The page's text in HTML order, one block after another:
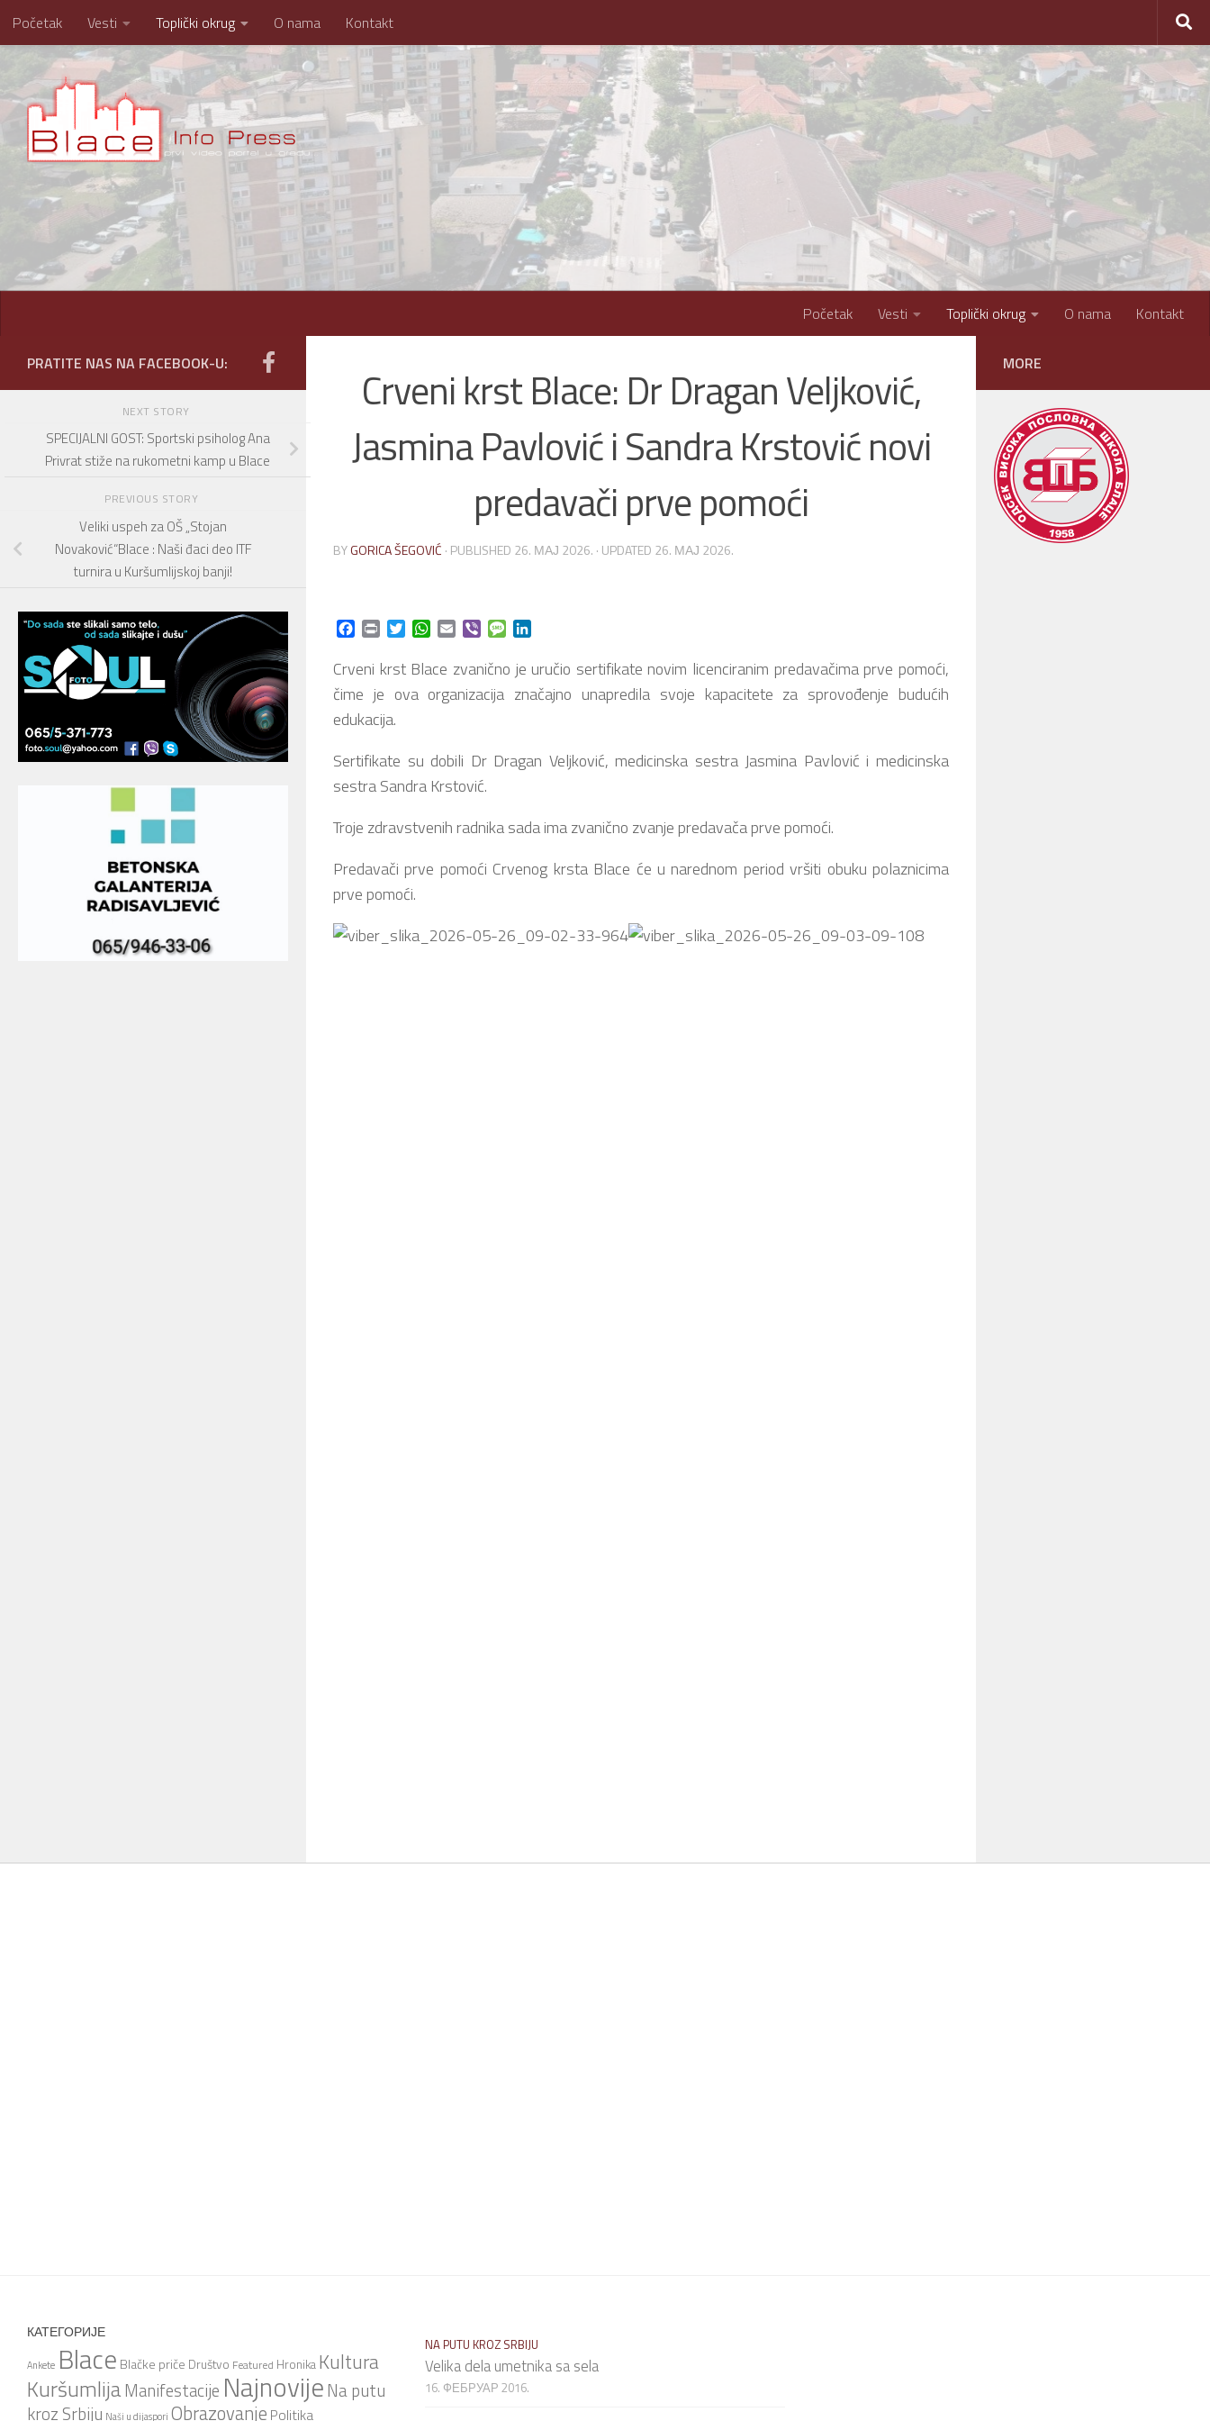
Skip to content
Početak Vesti Toplički okrug O nama Kontakt
Početak Vesti Toplički okrug O nama Kontakt
Crveni krst Blace: Dr Dragan Veljković,
Jasmina Pavlović i Sandra Krstović novi
predavači prve pomoći
BYGORICA ŠEGOVIĆ · PUBLISHED 26. МАЈ 2026. · UPDATED 26. МАЈ 2026.
Facebook
Print TwitterWhatsApp
Email Viber Message
Crveni krst Blace zvanično je uručio sertifikate novim licenciranim predavačima prve pomoći,
čime je ova organizacija značajno unapredila svoje kapacitete za sprovođenje budućih
edukacija.
Sertifikate su dobili Dr Dragan Veljković, medicinska sestra Jasmina Pavlović i medicinska
sestra Sandra Krstović.
Troje zdravstvenih radnika sada ima zvanično zvanje predavača prve pomoći.
Predavači prve pomoći Crvenog krsta Blace će u narednom period vršiti obuku polaznicima
prve pomoći.
PRATITE NAS NA FACEBOOK-U:
NEXT STORY
SPECIJALNI GOST: Sportski psiholog Ana
Privrat stiže na rukometni kamp u Blace
PREVIOUS STORY
Veliki uspeh za OŠ „Stojan
Novaković“Blace : Naši đaci deo ITF
turnira u Kuršumlijskoj banji!
MORE
КАТЕГОРИЈЕ
Ankete Blace Blačke priče Društvo Featured Hronika Kultura
KuršumlijaManifestacije NajnovijeNa putu
kroz Srbiju Naši u dijaspori Obrazovanje Politika
NA PUTU KROZ SRBIJU
Velika dela umetnika sa sela
16. ФЕБРУАР 2016.